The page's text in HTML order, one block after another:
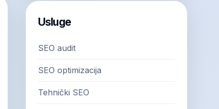
Usluge
SEO audit
SEO optimizacija
Tehnički SEO